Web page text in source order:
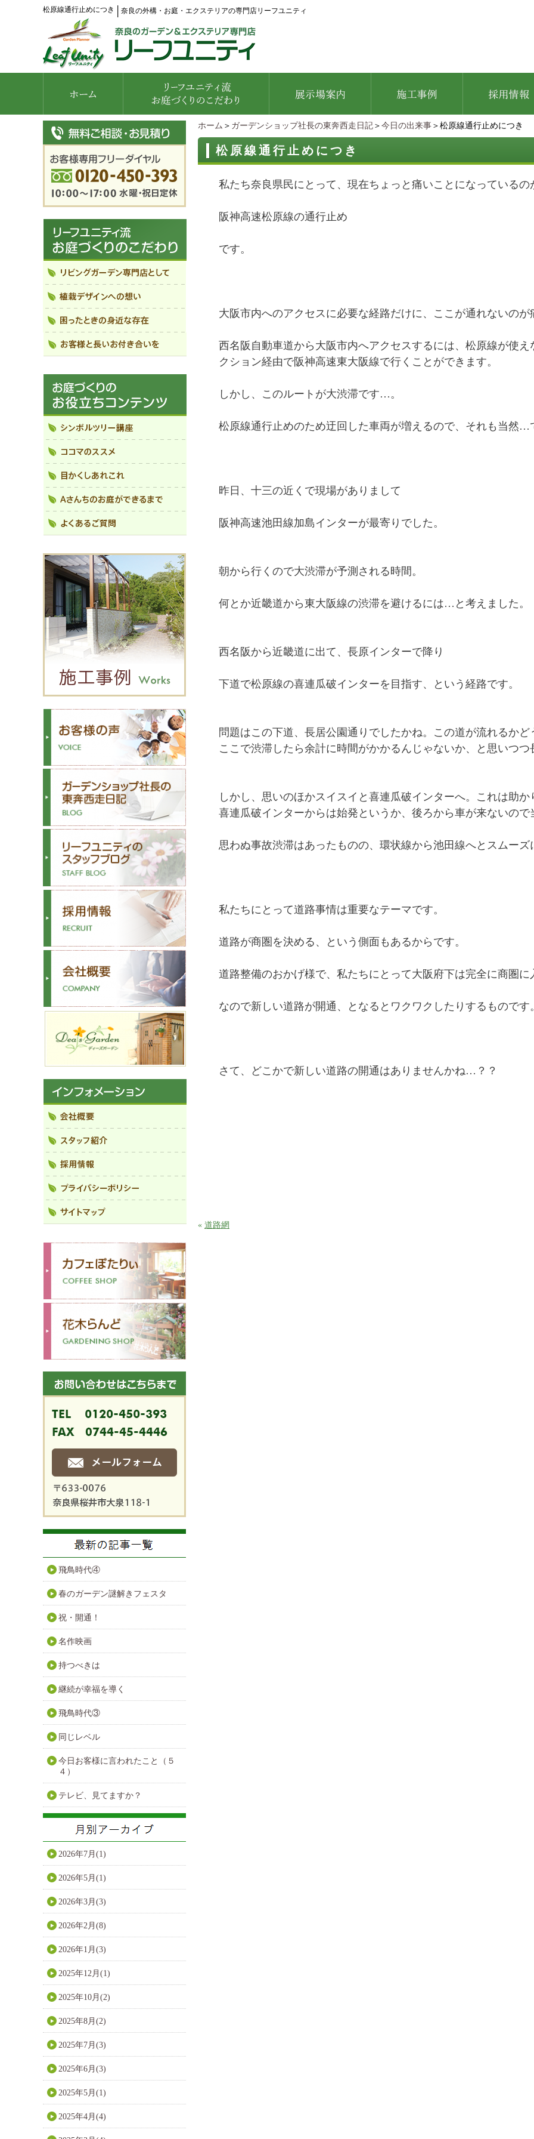
松原線通行止めにつき 奈良の外構・お庭・エクステリアの専門店リーフユニティ
ホーム ＞ ガーデンショップ社長の東奔西走日記 ＞ 今日の出来事 ＞松原線通行止めにつき
松原線通行止めにつき
私たち奈良県民にとって、現在ちょっと痛いことになっているの
阪神高速松原線の通行止め
です。
大阪市内へのアクセスに必要な経路だけに、ここが通れないのが
西名阪自動車道から大阪市内へアクセスするには、松原線が使
クション経由で阪神高速東大阪線で行くことができます。
しかし、このルートが大渋滞です…。
松原線通行止めのため迂回した車両が増えるので、それも当然…
昨日、十三の近くで現場がありまして
阪神高速池田線加島インターが最寄りでした。
朝から行くので大渋滞が予測される時間。
何とか近畿道から東大阪線の渋滞を避けるには…と考えました。
西名阪から近畿道に出て、長原インターで降り
下道で松原線の喜連瓜破インターを目指す、という経路です。
問題はこの下道、長居公園通りでしたかね。この道が流れるかど
ここで渋滞したら余計に時間がかかるんじゃないか、と思いつつ
しかし、思いのほかスイスイと喜連瓜破インターへ。これは助か
喜連瓜破インターからは始発というか、後ろから車が来ないので
思わぬ事故渋滞はあったものの、環状線から池田線へとスムーズ
私たちにとって道路事情は重要なテーマです。
道路が商圏を決める、という側面もあるからです。
道路整備のおかげ様で、私たちにとって大阪府下は完全に商圏に
なので新しい道路が開通、となるとワクワクしたりするものです。
さて、どこかで新しい道路の開通はありませんかね…？？
« 道路網
飛鳥時代④
春のガーデン謎解きフェスタ
祝・開通！
名作映画
持つべきは
継続が幸福を導く
飛鳥時代③
同じレベル
今日お客様に言われたこと（５
４）
テレビ、見てますか？
2026年7月(1)
2026年5月(1)
2026年3月(3)
2026年2月(8)
2026年1月(3)
2025年12月(1)
2025年10月(2)
2025年8月(2)
2025年7月(3)
2025年6月(3)
2025年5月(1)
2025年4月(4)